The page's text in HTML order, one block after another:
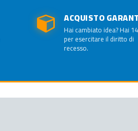
ACQUISTO
Hai cambiato idea? Hai
per esercitare il diritto di
recesso.